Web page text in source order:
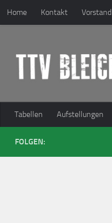
Zum Inhalt springen
Home Kontakt Vorstand
Tabellen Aufstellungen
FOLGEN: